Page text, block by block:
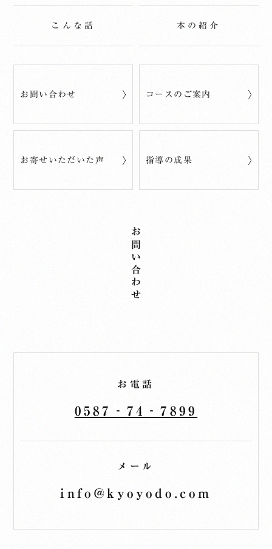
こんな話 本の紹介
お問い合わせ コースのご案内
お寄せいただいた声 指導の成果
お問い合わせ
お電話
0587‐74‐7899
メール
info@kyoyodo.com